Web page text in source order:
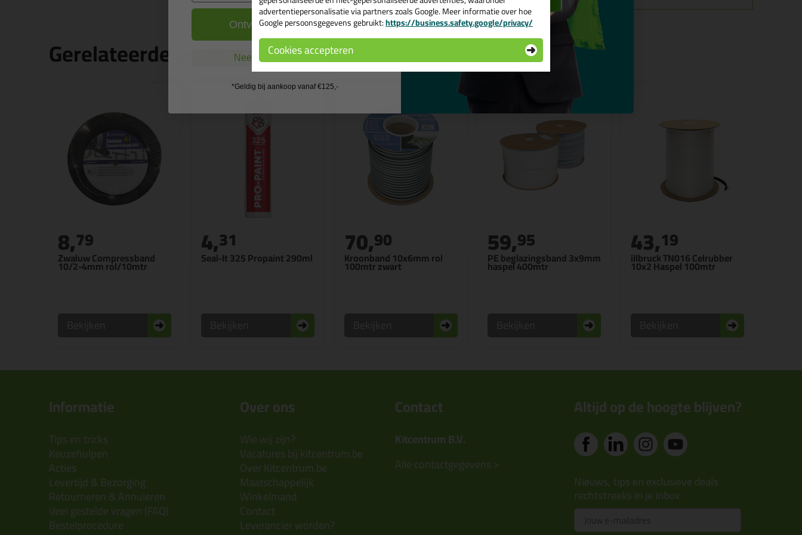
Gerelateerde producten
Zwaluw Compressband
10/2-4mm rol/10mtr
8,79
Seal-It 325 Propaint 290ml
4,31
Kroonband 10x6mm rol
100mtr zwart
70,90
PE beglazingsband 3x9mm
haspel 400mtr
59,95
illbruck TN016 Celrubber
10x2 Haspel 100mtr
43,19
Informatie
Tips en tricks
Keuzehulpen
Acties
Levertijd & Bezorging
Retourneren & Annuleren
Veel gestelde vragen (FAQ)
Bestelprocedure
Over ons
Wie wij zijn?
Vacatures bij kitcentrum.be
Over Kitcentrum.be
Maatschappelijk
Winkelmand
Contact
Leverancier worden?
Contact
Kitcentrum B.V.
Alle contactgegevens >
Altijd op de hoogte blijven?
Nieuws, tips en exclusieve deals
rechtstreeks in je inbox
advertentiepersonalisatie via partners zoals Google. Meer informatie over hoe
Google persoonsgegevens gebruikt:https://business.safety.google/privacy/
Cookies accepteren
Ontvang de actiecode ›
Nee, ik wil geen cadeau
*Geldig bij aankoop vanaf €125,-